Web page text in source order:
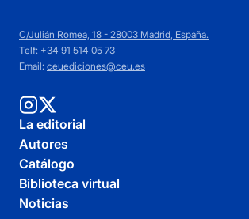
C/Julián Romea, 18 - 28003 Madrid, España.
Telf: +34 91 514 05 73
Email: ceuediciones@ceu.es
La editorial
Autores
Catálogo
Biblioteca virtual
Noticias